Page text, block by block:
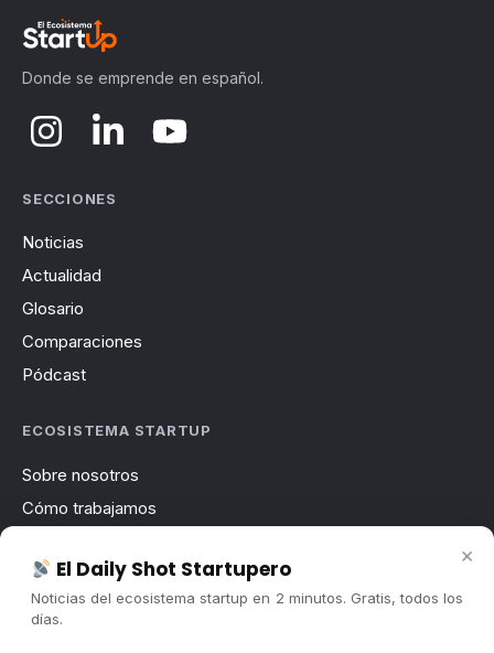
Donde se emprende en español.
SECCIONES
Noticias
Actualidad
Glosario
Comparaciones
Pódcast
ECOSISTEMA STARTUP
Sobre nosotros
Cómo trabajamos
Contacto
Publicidad
×
El Daily Shot Startupero
Noticias del ecosistema startup en 2 minutos. Gratis, todos los
días.